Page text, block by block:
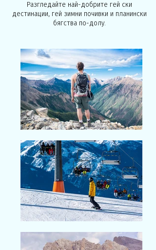
Разгледайте най-добрите гей ски
дестинации, гей зимни почивки и планински
бягства по-долу.